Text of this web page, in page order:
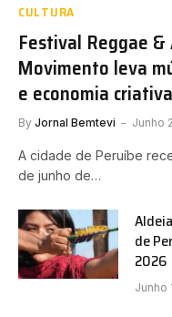
CULTURA
Festival Reggae
Movimento leva
e economia
By Jornal Bemtevi Junho
A cidade de Peruíbe
de junho de…
de
2026
Junho